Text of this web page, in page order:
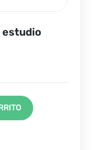
estudio